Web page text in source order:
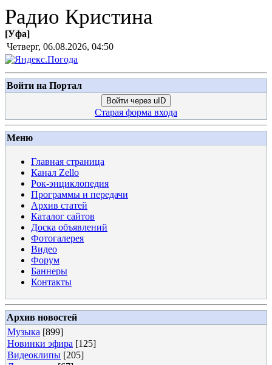
Радио Кристина
[Уфа]
Четверг, 06.08.2026, 04:50
Войти на Портал
Войти через uID
Старая форма входа
Меню
Главная страница
Канал Zello
Рок-энциклопедия
Программы и передачи
Архив статей
Каталог сайтов
Доска объявлений
Фотогалерея
Видео
Форум
Баннеры
Контакты
Архив новостей
Музыка [899]
Новинки эфира [125]
Видеоклипы [205]